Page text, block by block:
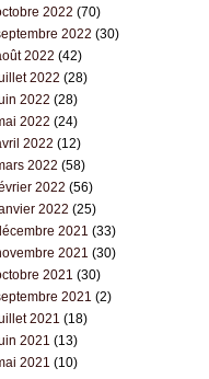
2022 (70)
2022 (30)
2022 (42)
2022 (28)
2022 (28)
2022 (24)
2022 (12)
2022 (58)
2022 (56)
2022 (25)
2021 (33)
2021 (30)
2021 (30)
2021 (2)
2021 (18)
2021 (13)
2021 (10)